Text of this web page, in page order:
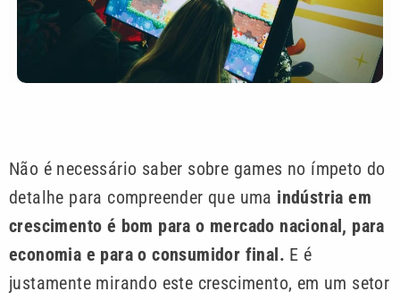
Não é necessário saber sobre games no ímpeto do
detalhe para compreender que uma indústria em
crescimento é bom para o mercado nacional, para
economia e para o consumidor final. E é
justamente mirando este crescimento, em um setor